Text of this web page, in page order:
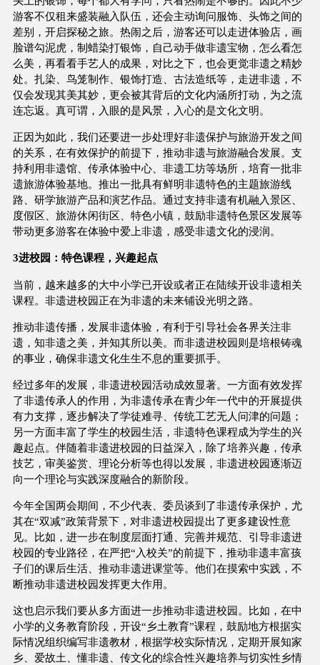
游客不仅租来盛装融入队伍，还会主动询问服饰、头饰之间的
差别，开启探秘之旅。热闹之后，游客还可以走进体验店，画
脸谱勾泥虎，制蜡染打银饰，自己动手做非遗宝物，怎么看怎
么美，再看看手艺人的成果，对比之下，也会更觉非遗之精妙
处。扎染、鸟笼制作、银饰打造、古法造纸等，走进非遗，不
仅会发现其美其妙，更会被其背后的文化内涵所打动，为之流
连忘返。真可谓，入眼的是风景，入心的是文化文明。
正因为如此，我们还要进一步处理好非遗保护与旅游开发之间
的关系，在有效保护的前提下，推动非遗与旅游融合发展。支
持利用非遗馆、传承体验中心、非遗工坊等场所，培育一批非
遗旅游体验基地。推出一批具有鲜明非遗特色的主题旅游线
路、研学旅游产品和演艺作品。通过支持非遗有机融入景区、
度假区、旅游休闲街区、特色小镇，鼓励非遗特色景区发展等
带动更多游客在体验中爱上非遗，感受非遗文化的浸润。
3进校园：特色课程，兴趣起点
当前，越来越多的大中小学已开设或者正在陆续开设非遗相关
课程。非遗进校园正在为非遗的未来铺设光明之路。
推动非遗传播，发展非遗体验，有利于引导社会各界关注非
遗，知非遗之美，并知其所以美。而非遗进校园则是培根铸魂
的事业，确保非遗文化生生不息的重要抓手。
经过多年的发展，非遗进校园活动成效显著。一方面有效发挥
了非遗传承人的作用，为非遗传承在青少年一代中的开展提供
有力支撑，逐步解决了学徒难寻、传统工艺无人问津的问题；
另一方面丰富了学生的校园生活，非遗特色课程成为学生的兴
趣起点。伴随着非遗进校园的日益深入，除了培养兴趣，传承
技艺，审美鉴赏、理论分析等也得以发展，非遗进校园逐渐迈
向一个理论与实践深度融合的新阶段。
今年全国两会期间，不少代表、委员谈到了非遗传承保护，尤
其在“双减”政策背景下，对非遗进校园提出了更多建设性意
见。比如，进一步在制度层面打通、完善并规范、引导非遗进
校园的专业路径，在严把“入校关”的前提下，推动非遗丰富孩
子们的课后生活、推动非遗进课堂等。他们在摸索中实践，不
断推动非遗进校园发挥更大作用。
这也启示我们要从多方面进一步推动非遗进校园。比如，在中
小学的义务教育阶段，开设“乡土教育”课程，鼓励地方根据实
际情况组织编写非遗教材，根据学校实际情况，定期开展知家
乡、爱故土、懂非遗、传文化的综合性兴趣培养与切实性乡情